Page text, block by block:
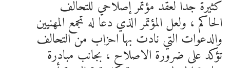
كثيرة جدا لعقد مؤتمر إصلاحي للتحالف
الحاكم ، ولعل المؤتمر الذي دعا له تجمع المهنيين
والدعوات التي نادت بها احزاب من التحالف
تؤكد على ضرورة الاصلاح ، بجانب مبادرة